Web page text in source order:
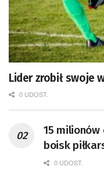
Lider zrobił swoje
0 UDOST.
15
boisk
0 UDOST.